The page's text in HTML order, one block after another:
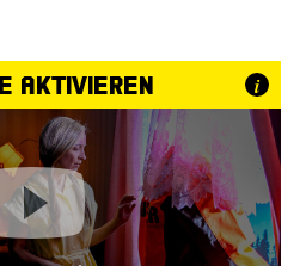
aktivieren i